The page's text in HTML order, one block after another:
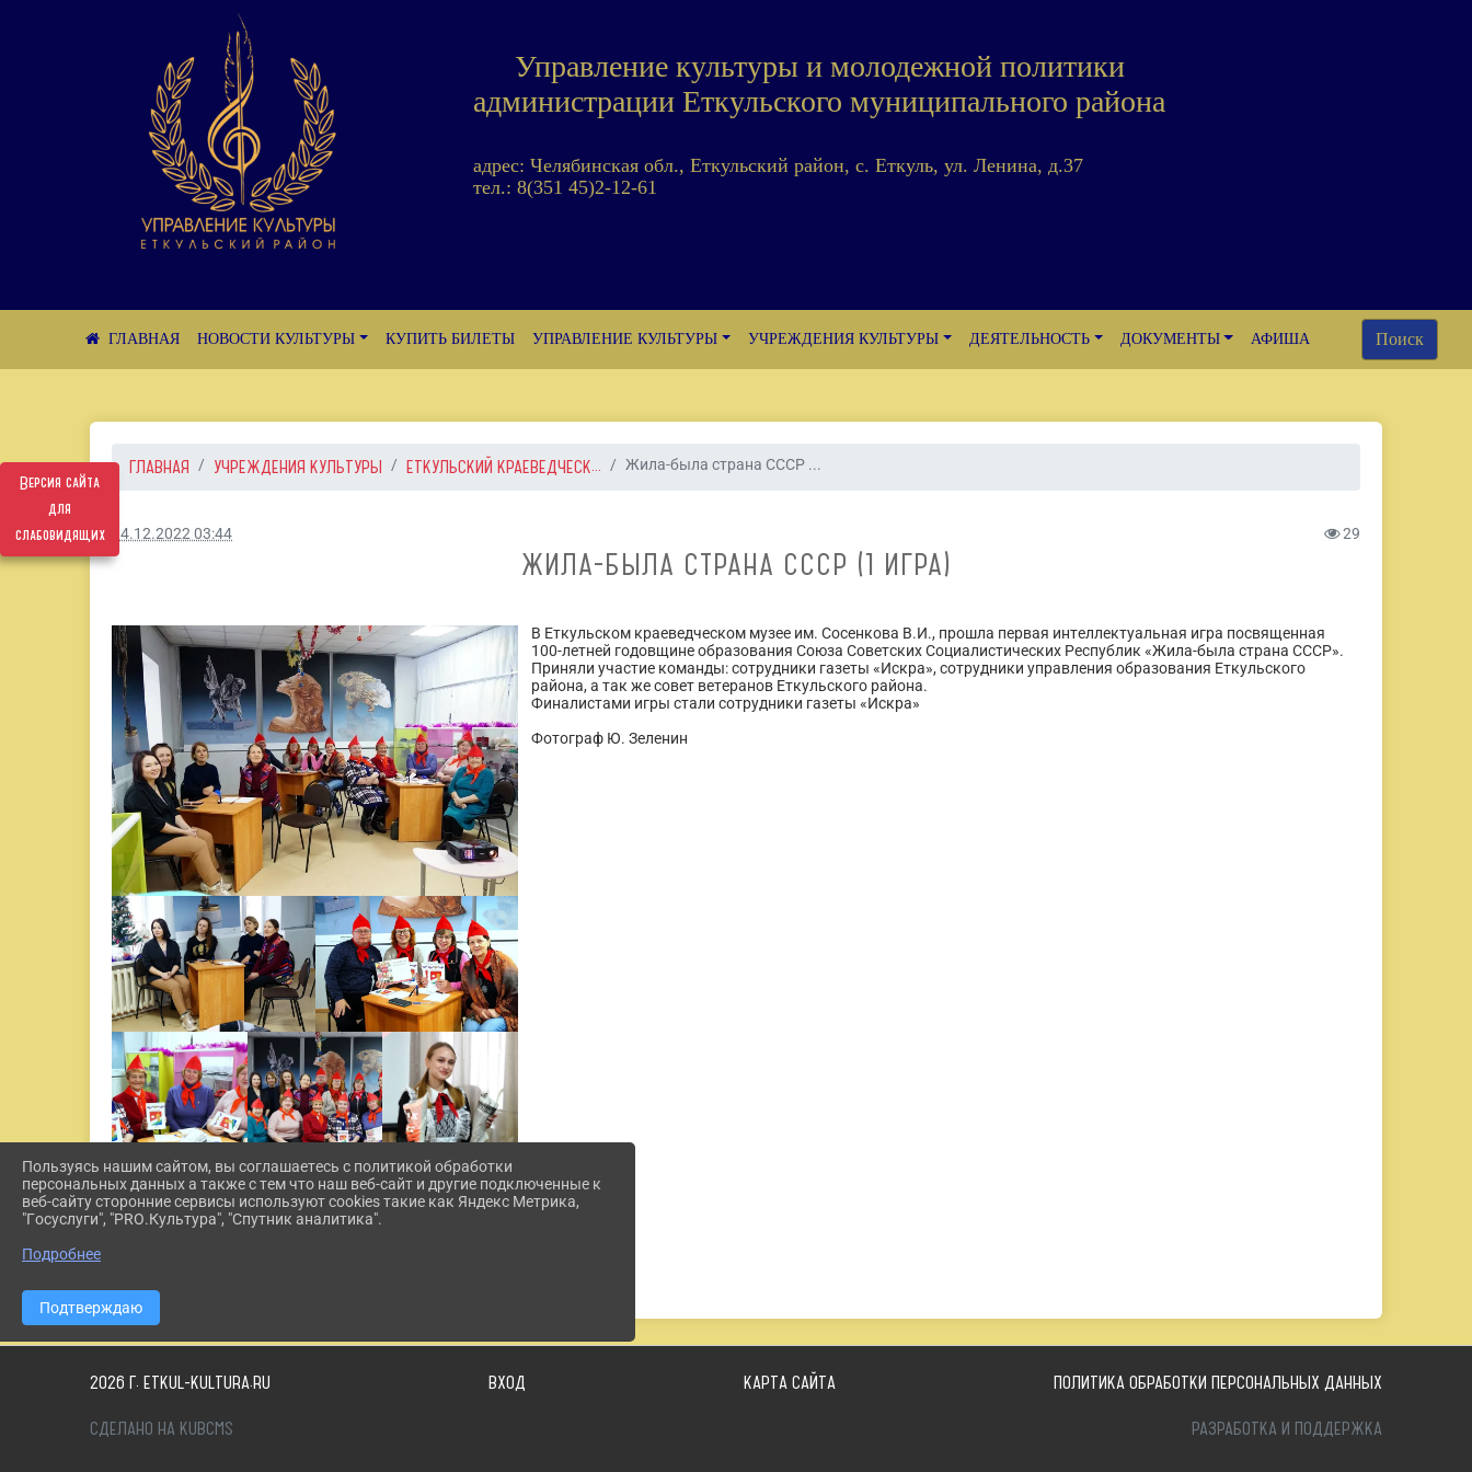
Версия сайта
для
слабовидящих
Управление культуры и молодежной политики
администрации Еткульского муниципального района
адрес: Челябинская обл., Еткульский район, с. Еткуль, ул. Ленина, д.37
тел.: 8(351 45)2-12-61
НОВОСТИ КУЛЬТУРЫ КУПИТЬ БИЛЕТЫ УПРАВЛЕНИЕ КУЛЬТУРЫ УЧРЕЖДЕНИЯ КУЛЬТУРЫ ДЕЯТЕЛЬНОСТЬ ДОКУМЕНТЫ АФИША Поиск
ГЛАВНАЯ УЧРЕЖДЕНИЯ КУЛЬТУРЫ ЕТКУЛЬСКИЙ КРАЕВЕДЧЕСК... Жила-была страна СССР ...
14.12.2022 03:44 29
ЖИЛА-БЫЛА СТРАНА СССР (1 ИГРА)
В Еткульском краеведческом музее им. Сосенкова В.И., прошла первая интеллектуальная игра посвященная
100-летней годовщине образования Союза Советских Социалистических Республик «Жила-была страна СССР».
Приняли участие команды: сотрудники газеты «Искра», сотрудники управления образования Еткульского
района, а так же совет ветеранов Еткульского района.
Финалистами игры стали сотрудники газеты «Искра»
Фотограф Ю. Зеленин
2026 Г. ETKUL-KULTURA.RU ВХОД КАРТА САЙТА ПОЛИТИКА ОБРАБОТКИ ПЕРСОНАЛЬНЫХ ДАННЫХ
СДЕЛАНО НА KUBCMS РАЗРАБОТКА И ПОДДЕРЖКА
Пользуясь нашим сайтом, вы соглашаетесь с политикой обработки
персональных данных а также с тем что наш веб-сайт и другие подключенные к
веб-сайту сторонние сервисы используют cookies такие как Яндекс Метрика,
"Госуслуги", "PRO.Культура", "Спутник аналитика".
Подробнее
Подтверждаю